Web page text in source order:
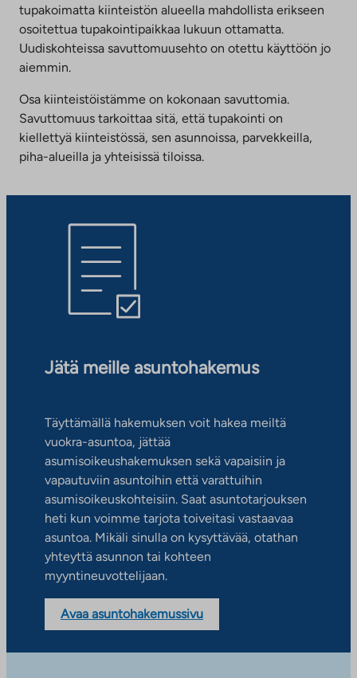
tupakoimatta kiinteistön alueella mahdollista erikseen
osoitettua tupakointipaikkaa lukuun ottamatta.
Uudiskohteissa savuttomuusehto on otettu käyttöön jo
aiemmin.
Osa kiinteistöistämme on kokonaan savuttomia.
Savuttomuus tarkoittaa sitä, että tupakointi on
kiellettyä kiinteistössä, sen asunnoissa, parvekkeilla,
piha-alueilla ja yhteisissä tiloissa.
Jätä meille asuntohakemus
Täyttämällä hakemuksen voit hakea meiltä
vuokra-asuntoa, jättää
asumisoikeushakemuksen sekä vapaisiin ja
vapautuviin asuntoihin että varattuihin
asumisoikeuskohteisiin. Saat asuntotarjouksen
heti kun voimme tarjota toiveitasi vastaavaa
asuntoa. Mikäli sinulla on kysyttävää, otathan
yhteyttä asunnon tai kohteen
myyntineuvottelijaan.
Avaa asuntohakemussivu